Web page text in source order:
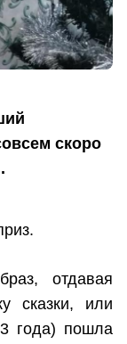
скоро
отдавая
сказки, или
года) пошла